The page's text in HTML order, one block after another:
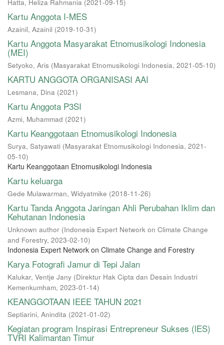
Hatta, Heliza Rahmania (2021-09-15)
Kartu Anggota I-MES
Azainil, Azainil (2019-10-31)
Kartu Anggota Masyarakat Etnomusikologi Indonesia
(MEI)
Setyoko, Aris (Masyarakat Etnomusikologi Indonesia, 2021-05-10)
KARTU ANGGOTA ORGANISASI AAI
Lesmana, Dina (2021)
Kartu Anggota P3SI
Azmi, Muhammad (2021)
Kartu Keanggotaan Etnomusikologi Indonesia
Surya, Satyawati (Masyarakat Etnomusikologi Indonesia, 2021-
05-10)
Kartu Keanggotaan Etnomusikologi Indonesia
Kartu keluarga
Gede Mulawarman, Widyatmike (2018-11-26)
Kartu Tanda Anggota Jaringan Ahli Perubahan Iklim dan
Kehutanan Indonesia
Unknown author (Indonesia Expert Network on Climate Change
and Forestry, 2023-02-10)
Indonesia Expert Network on Climate Change and Forestry
Karya Fotografi Jamur di Tepi Jalan
Kalukar, Ventje Jany (Direktur Hak Cipta dan Desain Industri
Kemenkumham, 2023-01-14)
KEANGGOTAAN IEEE TAHUN 2021
Septiarini, Anindita (2021-01-02)
Kegiatan program Inspirasi Entrepreneur Sukses (lES)
TVRI Kalimantan Timur